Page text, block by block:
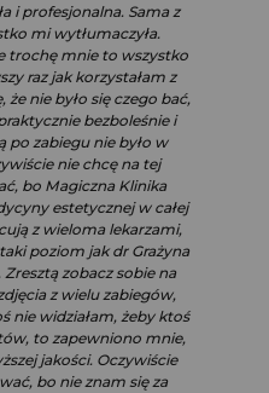
i profesjonalna. Sama z
mi wytłumaczyła.
trochę mnie to wszystko
raz jak korzystałam z
że nie było się czego bać,
bezboleśnie i
po zabiegu nie było w
nie chcę na tej
bo Magiczna Klinika
estetycznej w całej
z wieloma lekarzami,
poziom jak dr Grażyna
zobacz sobie na
z wielu zabiegów,
nie widziałam, żeby ktoś
to zapewniono mnie,
jakości. Oczywiście
bo nie znam się za